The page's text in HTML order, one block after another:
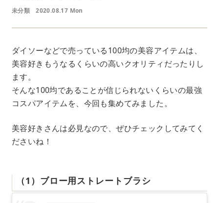
未分類 2020.08.17 Mon
ダイソーなどで売っている100均の美容アイテムは、
美容好きもうなるくらいの高いクオリティだったりし
ます。
そんな100均であることが信じられないくらいの最強
コスパアイテムを、今回も集めてみました。
美容好きさんは必見なので、ぜひチェックしてみてく
ださいね！
（1）ブロー用ストレートブラシ